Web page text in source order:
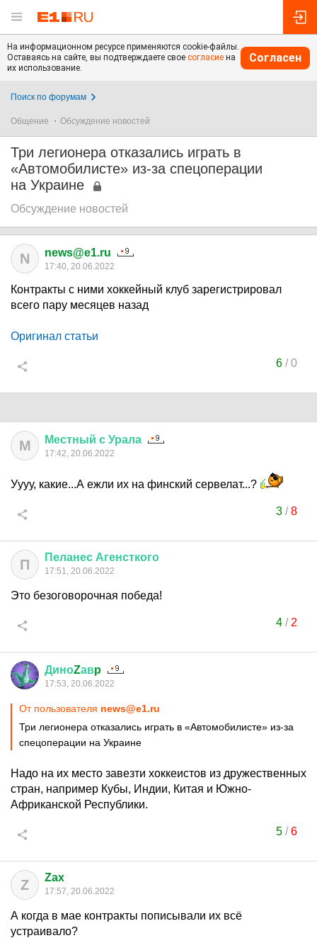
На информационном ресурсе применяются cookie-файлы.
Оставаясь на сайте, вы подтверждаете свое согласие на
их использование.
Согласен
Поиск по форумам
Общение Обсуждение новостей
Три легионера отказались играть в
«Автомобилисте» из-за спецоперации
на Украине
Обсуждение новостей
N news@e1.ru
17:40, 20.06.2022
Контракты с ними хоккейный клуб зарегистрировал
всего пару месяцев назад
Оригинал статьи
6/0
М Местный с Урала
17:42, 20.06.2022
Уууу, какие...А ежли их на финский сервелат...?
3/8
П Пеланес Агенсткого
17:51, 20.06.2022
Это безоговорочная победа!
4/ 2
ДиноZавp
17:53, 20.06.2022
От пользователя news@e1.ru
Три легионера отказались играть в «Автомобилисте» из-за
спецоперации на Украине
Надо на их место завезти хоккеистов из дружественных
стран, например Кубы, Индии, Китая и Южно-
Африканской Республики.
5/6
Z Zax
17:57, 20.06.2022
А когда в мае контракты пописывали их всё
устраивало?